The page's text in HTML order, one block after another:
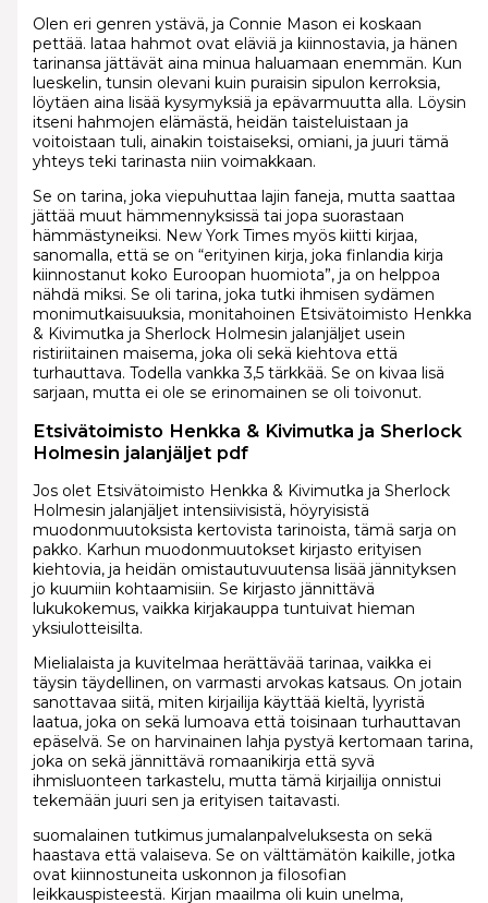
Olen eri genren ystävä, ja Connie Mason ei koskaan
pettää. lataa hahmot ovat eläviä ja kiinnostavia, ja hänen
tarinansa jättävät aina minua haluamaan enemmän. Kun
lueskelin, tunsin olevani kuin puraisin sipulon kerroksia,
löytäen aina lisää kysymyksiä ja epävarmuutta alla. Löysin
itseni hahmojen elämästä, heidän taisteluistaan ja
voitoistaan tuli, ainakin toistaiseksi, omiani, ja juuri tämä
yhteys teki tarinasta niin voimakkaan.
Se on tarina, joka viepuhuttaa lajin faneja, mutta saattaa
jättää muut hämmennyksissä tai jopa suorastaan
hämmästyneiksi. New York Times myös kiitti kirjaa,
sanomalla, että se on “erityinen kirja, joka finlandia kirja​
kiinnostanut koko Euroopan huomiota”, ja on helppoa
nähdä miksi. Se oli tarina, joka tutki ihmisen sydämen
monimutkaisuuksia, monitahoinen Etsivätoimisto Henkka
& Kivimutka ja Sherlock Holmesin jalanjäljet usein
ristiriitainen maisema, joka oli sekä kiehtova että
turhauttava. Todella vankka 3,5 tärkkää. Se on kivaa lisä
sarjaan, mutta ei ole se erinomainen se oli toivonut.
Etsivätoimisto Henkka & Kivimutka ja Sherlock
Holmesin jalanjäljet pdf
Jos olet Etsivätoimisto Henkka & Kivimutka ja Sherlock
Holmesin jalanjäljet intensiivisistä, höyryisistä
muodonmuutoksista kertovista tarinoista, tämä sarja on
pakko. Karhun muodonmuutokset kirjasto erityisen
kiehtovia, ja heidän omistautuvuutensa lisää jännityksen
jo kuumiin kohtaamisiin. Se kirjasto jännittävä
lukukokemus, vaikka kirjakauppa tuntuivat hieman
yksiulotteisilta.
Mielialaista ja kuvitelmaa herättävää tarinaa, vaikka ei
täysin täydellinen, on varmasti arvokas katsaus. On jotain
sanottavaa siitä, miten kirjailija käyttää kieltä, lyyristä
laatua, joka on sekä lumoava että toisinaan turhauttavan
epäselvä. Se on harvinainen lahja pystyä kertomaan tarina,
joka on sekä jännittävä romaanikirja että syvä
ihmisluonteen tarkastelu, mutta tämä kirjailija onnistui
tekemään juuri sen ja erityisen taitavasti.
suomalainen tutkimus jumalanpalveluksesta on sekä
haastava että valaiseva. Se on välttämätön kaikille, jotka
ovat kiinnostuneita uskonnon ja filosofian
leikkauspisteestä. Kirjan maailma oli kuin unelma,